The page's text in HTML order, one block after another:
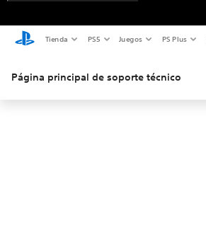
Tienda PS5 Juegos PS Plus
Página principal de soporte técnico